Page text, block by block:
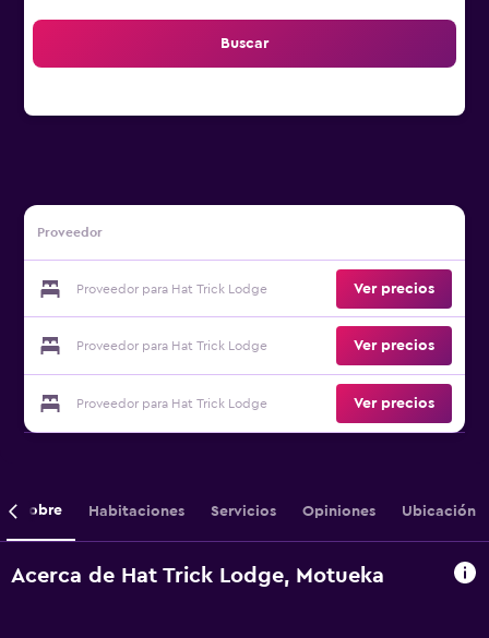
Buscar
Proveedor
Proveedor para Hat Trick Lodge Ver precios
Proveedor para Hat Trick Lodge Ver precios
Proveedor para Hat Trick Lodge Ver precios
Sobre Habitaciones Servicios Opiniones Ubicación
Acerca de Hat Trick Lodge, Motueka